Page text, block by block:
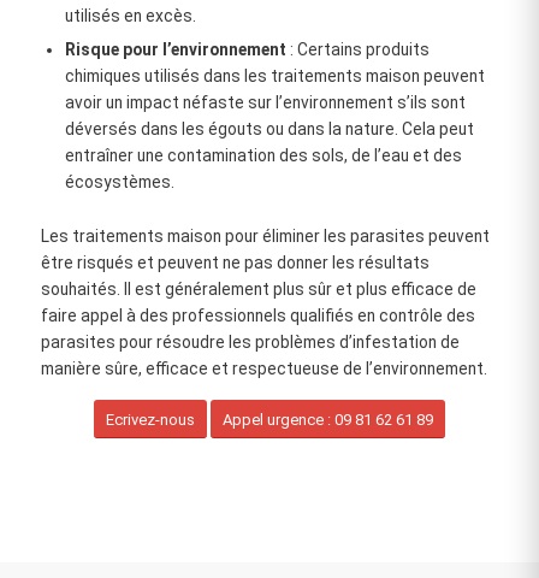
utilisés en excès.
Risque pour l’environnement : Certains produits
chimiques utilisés dans les traitements maison peuvent
avoir un impact néfaste sur l’environnement s’ils sont
déversés dans les égouts ou dans la nature. Cela peut
entraîner une contamination des sols, de l’eau et des
écosystèmes.
Les traitements maison pour éliminer les parasites peuvent
être risqués et peuvent ne pas donner les résultats
souhaités. Il est généralement plus sûr et plus efficace de
faire appel à des professionnels qualifiés en contrôle des
parasites pour résoudre les problèmes d’infestation de
manière sûre, efficace et respectueuse de l’environnement.
Ecrivez-nous Appel urgence : 09 81 62 61 89